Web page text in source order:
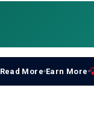
Read More Earn More